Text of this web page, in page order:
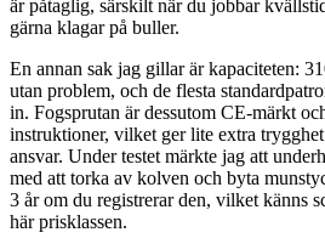
är påtaglig, särskilt när du jobbar
gärna klagar på buller.
En annan sak jag gillar är kapaciteten:
utan problem, och de flesta
in. Fogsprutan är dessutom CE-märkt
instruktioner, vilket ger lite extra
ansvar. Under testet märkte jag att
med att torka av kolven och byta
3 år om du registrerar den, vilket känns
här prisklassen.